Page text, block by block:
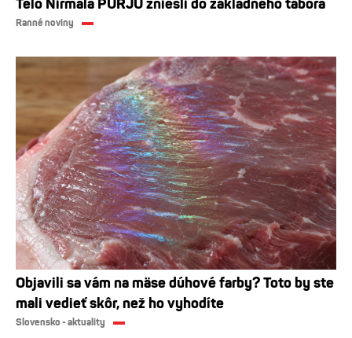
Telo Nirmala PURJU zniesli do základného tábora
Ranné noviny
Objavili sa vám na mäse dúhové farby? Toto by ste
mali vedieť skôr, než ho vyhodíte
Slovensko - aktuality